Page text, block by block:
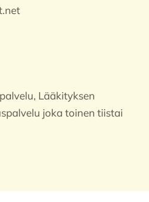
Lääkityksen
joka toinen tiistai